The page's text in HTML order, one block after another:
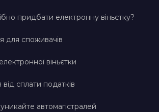
придбати електронну віньєтку?
для споживачів
віньєтки
від сплати податків
автомагістралей